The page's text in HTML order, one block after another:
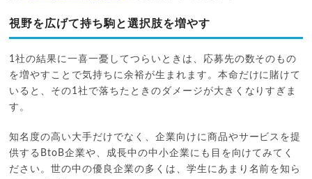
視野を広げて持ち駒と選択肢を増やす
1社の結果に一喜一憂してつらいときは、応募先の数そのもの
を増やすことで気持ちに余裕が生まれます。本命だけに賭けて
いると、その1社で落ちたときのダメージが大きくなりすぎま
す。
知名度の高い大手だけでなく、企業向けに商品やサービスを提
供するBtoB企業や、成長中の中小企業にも目を向けてみてく
ださい。世の中の優良企業の多くは、学生にあまり名前を知ら